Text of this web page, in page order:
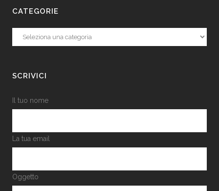
CATEGORIE
Categorie
SCRIVICI
Il tuo nome
La tua email
Oggetto